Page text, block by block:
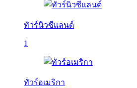
ทัวร์นิวซีแลนด์
1
ทัวร์อเมริกา